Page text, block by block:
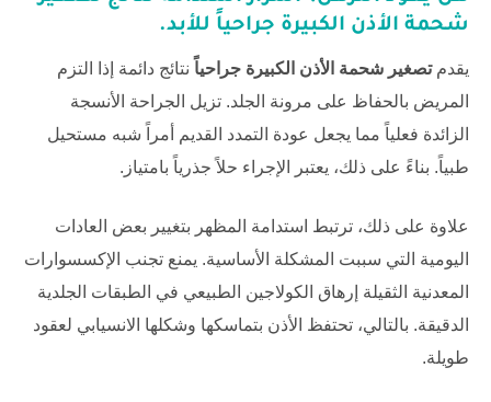
شحمة الأذن الكبيرة جراحياً للأبد.
يقدمتصغير شحمة الأذن الكبيرة جراحياً نتائج دائمة إذا التزم
المريض بالحفاظ على مرونة الجلد. تزيل الجراحة الأنسجة
الزائدة فعلياً مما يجعل عودة التمدد القديم أمراً شبه مستحيل
طبياً. بناءً على ذلك، يعتبر الإجراء حلاً جذرياً بامتياز.
علاوة على ذلك، ترتبط استدامة المظهر بتغيير بعض العادات
اليومية التي سببت المشكلة الأساسية. يمنع تجنب الإكسسوارات
المعدنية الثقيلة إرهاق الكولاجين الطبيعي في الطبقات الجلدية
الدقيقة. بالتالي، تحتفظ الأذن بتماسكها وشكلها الانسيابي لعقود
طويلة.